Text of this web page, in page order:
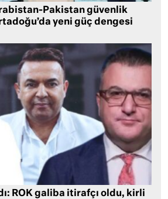
Pakistan güvenlik
yeni güç dengesi
ROK galiba itirafçı oldu, kirli